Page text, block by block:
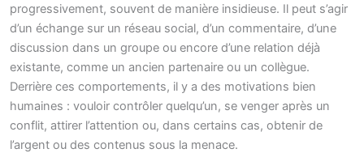
progressivement, souvent de manière insidieuse. Il peut s’agir
d’un échange sur un réseau social, d’un commentaire, d’une
discussion dans un groupe ou encore d’une relation déjà
existante, comme un ancien partenaire ou un collègue.
Derrière ces comportements, il y a des motivations bien
humaines : vouloir contrôler quelqu’un, se venger après un
conflit, attirer l’attention ou, dans certains cas, obtenir de
l’argent ou des contenus sous la menace.